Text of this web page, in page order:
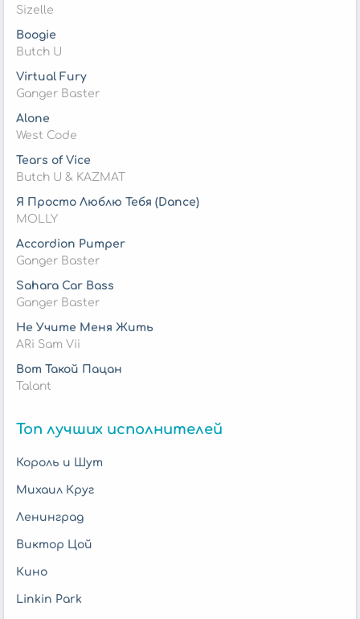
Sizelle
Boogie
Butch U
Virtual Fury
Ganger Baster
Alone
West Code
Tears of Vice
Butch U & KAZMAT
Я Просто Люблю Тебя (Dance)
MOLLY
Accordion Pumper
Ganger Baster
Sahara Car Bass
Ganger Baster
Не Учите Меня Жить
ARi Sam Vii
Вот Такой Пацан
Talant
Топ лучших исполнителей
Король и Шут
Михаил Круг
Ленинград
Виктор Цой
Кино
Linkin Park